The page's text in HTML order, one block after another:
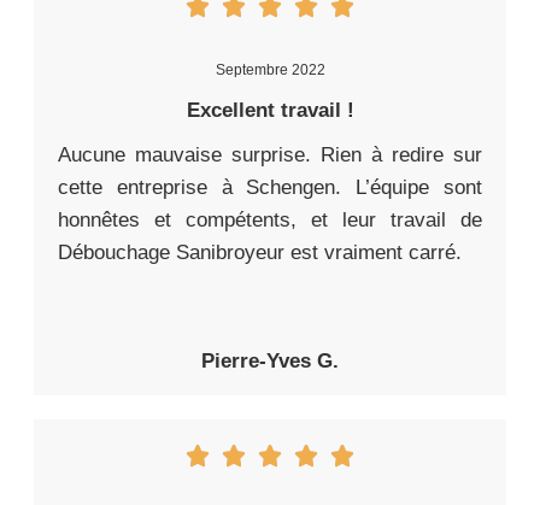
Septembre 2022
Excellent travail !
Aucune mauvaise surprise. Rien à redire sur
cette entreprise à Schengen. L’équipe sont
honnêtes et compétents, et leur travail de
Débouchage Sanibroyeur est vraiment carré.
Pierre-Yves G.